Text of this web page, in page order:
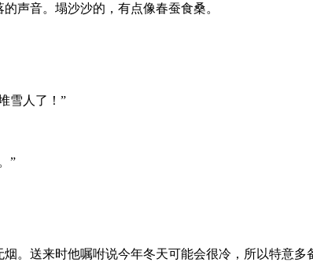
声音。塌沙沙的，有点像春蚕食桑。
雪人了！”
”
。送来时他嘱咐说今年冬天可能会很冷，所以特意多